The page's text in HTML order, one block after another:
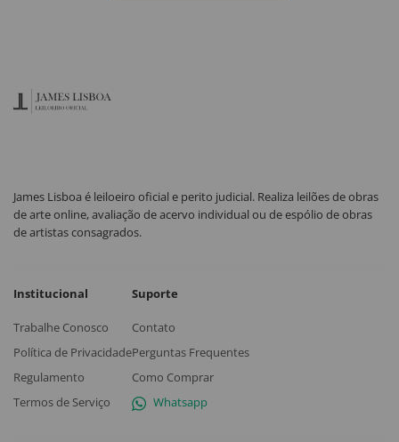
James Lisboa é leiloeiro oficial e perito judicial. Realiza leilões de obras
de arte online, avaliação de acervo individual ou de espólio de obras
de artistas consagrados.
Institucional
Trabalhe Conosco
Política de Privacidade
Regulamento
Termos de Serviço
Suporte
Contato
Perguntas Frequentes
Como Comprar
Whatsapp